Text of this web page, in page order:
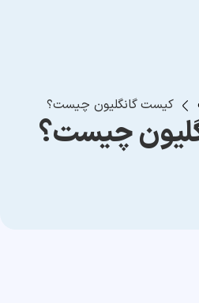
کیست گانگلیون چیست؟
چیست؟